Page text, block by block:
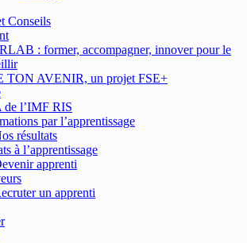
Conseils
: former, accompagner, innover pour le
TON AVENIR, un projet FSE+
de l’IMF RIS
par l’apprentissage
résultats
à l’apprentissage
apprenti
un apprenti